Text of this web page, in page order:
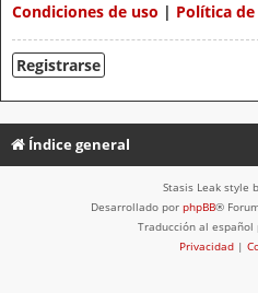
Condiciones de uso | Política
Registrarse
Índice general
Stasis Leak style
Desarrollado por phpBB®
Traducción al español
Privacidad |